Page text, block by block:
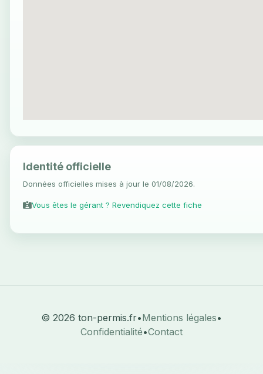
Identité officielle
Données officielles mises à jour le 01/08/2026.
Vous êtes le gérant ? Revendiquez cette fiche
© 2026 ton-permis.fr•Mentions légales•
Confidentialité•Contact